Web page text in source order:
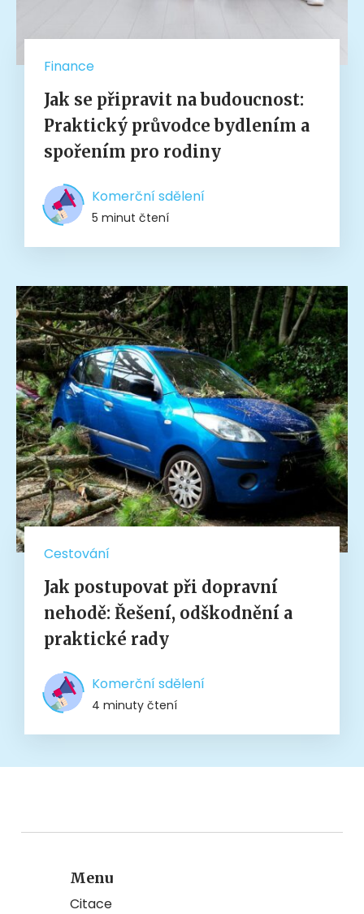
Finance
Jak se připravit na budoucnost:
Praktický průvodce bydlením a
spořením pro rodiny
Komerční sdělení
5 minut čtení
Cestování
Jak postupovat při dopravní
nehodě: Řešení, odškodnění a
praktické rady
Komerční sdělení
4 minuty čtení
Menu
Citace